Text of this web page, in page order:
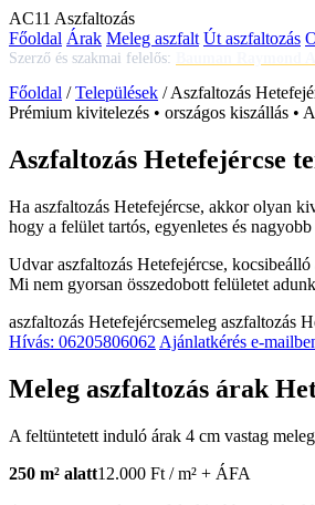
AC11 Aszfaltozás
Főoldal Árak Meleg aszfalt Út aszfaltozás
Szerző és szakmai felelős:
Főoldal /Települések /Aszfaltozás
Prémium kivitelezés • országos kiszállás •
Aszfaltozás Hetefejércse
Ha aszfaltozás Hetefejércse, akkor olyan
hogy a felület tartós, egyenletes és
Udvar aszfaltozás Hetefejércse, kocsibeálló
Mi nem gyorsan összedobott felületet
aszfaltozás Hetefejércsemeleg aszfaltozás
Hívás: 06205806062 Ajánlatkérés e-
Meleg aszfaltozás árak
A feltüntetett induló árak 4 cm vastag
250 m² alatt12.000 Ft / m² + ÁFA